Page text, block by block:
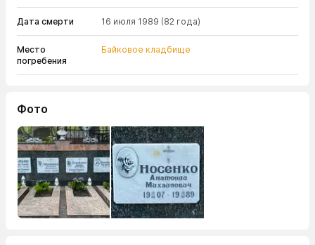
Дата смерти 16 июля 1989 (82 года)
Место
погребения
Байковое кладбище
Фото